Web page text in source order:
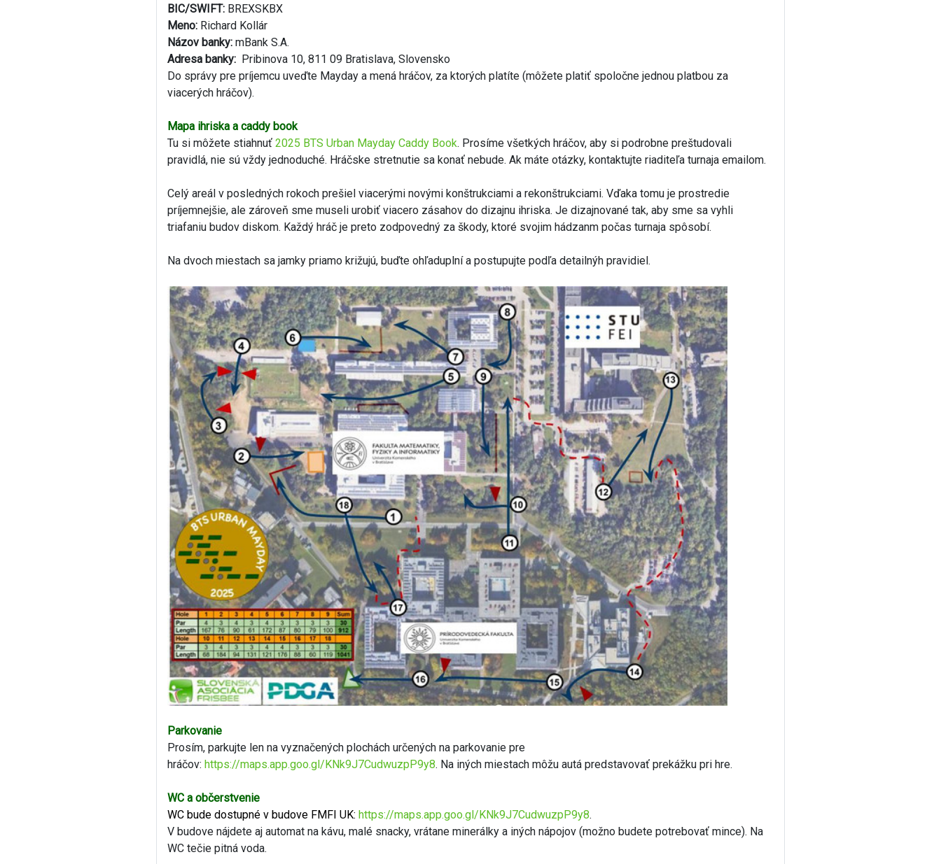
BIC/SWIFT: BREXSKBX
Meno: Richard Kollár
Názov banky: mBank S.A.
Adresa banky: Pribinova 10, 811 09 Bratislava, Slovensko
Do správy pre príjemcu uveďte Mayday a mená hráčov, za ktorých platíte (môžete platiť spoločne jednou platbou za
viacerých hráčov).
Mapa ihriska a caddy book
Tu si môžete stiahnuť 2025 BTS Urban Mayday Caddy Book. Prosíme všetkých hráčov, aby si podrobne preštudovali
pravidlá, nie sú vždy jednoduché. Hráčske stretnutie sa konať nebude. Ak máte otázky, kontaktujte riaditeľa turnaja emailom.
Celý areál v posledných rokoch prešiel viacerými novými konštrukciami a rekonštrukciami. Vďaka tomu je prostredie
príjemnejšie, ale zároveň sme museli urobiť viacero zásahov do dizajnu ihriska. Je dizajnované tak, aby sme sa vyhli
triafaniu budov diskom. Každý hráč je preto zodpovedný za škody, ktoré svojim hádzanm počas turnaja spôsobí.
Na dvoch miestach sa jamky priamo križujú, buďte ohľaduplní a postupujte podľa detailnýh pravidiel.
Parkovanie
Prosím, parkujte len na vyznačených plochách určených na parkovanie pre
hráčov: https://maps.app.goo.gl/KNk9J7CudwuzpP9y8. Na iných miestach môžu autá predstavovať prekážku pri hre.
WC a občerstvenie
WC bude dostupné v budove FMFI UK: https://maps.app.goo.gl/KNk9J7CudwuzpP9y8.
V budove nájdete aj automat na kávu, malé snacky, vrátane minerálky a iných nápojov (možno budete potrebovať mince). Na
WC tečie pitná voda.